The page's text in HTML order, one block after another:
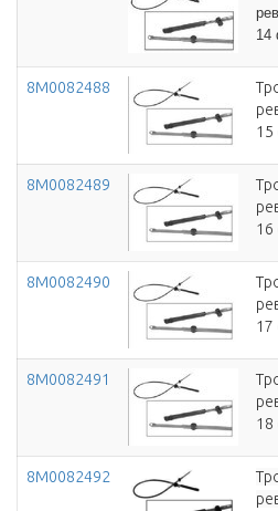
14
8M0082488
15
8M0082489
16
8M0082490
17
8M0082491
18
8M0082492